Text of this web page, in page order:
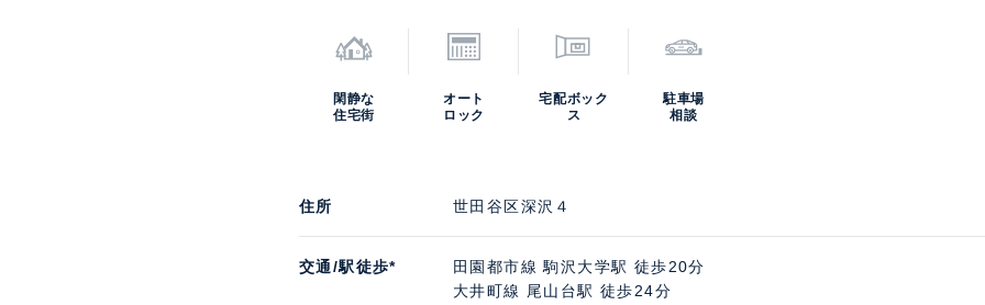
閑静な
住宅街
オート
ロック
宅配ボック
ス
駐車場
相談
住所 世田谷区深沢４
交通/駅徒歩*
田園都市線 駒沢大学駅 徒歩20分
大井町線 尾山台駅 徒歩24分